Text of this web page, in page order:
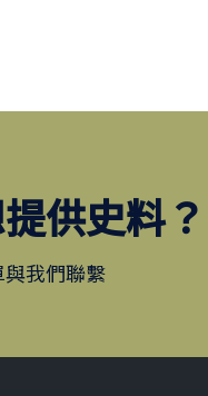
供史料？
我們聯繫